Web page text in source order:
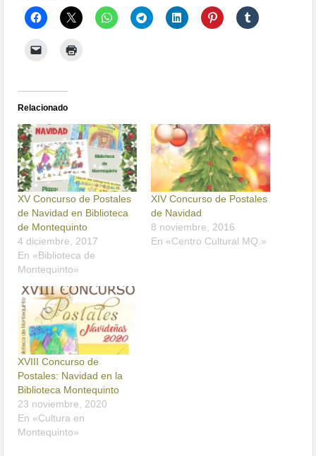
Relacionado
XV Concurso de Postales
de Navidad en Biblioteca
de Montequinto
4 diciembre, 2017
En «Biblioteca de
Montequinto»
XIV Concurso de Postales
de Navidad
8 noviembre, 2016
En «Centro Cultural MQ.»
XVIII Concurso de
Postales: Navidad en la
Biblioteca Montequinto
23 noviembre, 2020
En «Cultura en
Montequinto»